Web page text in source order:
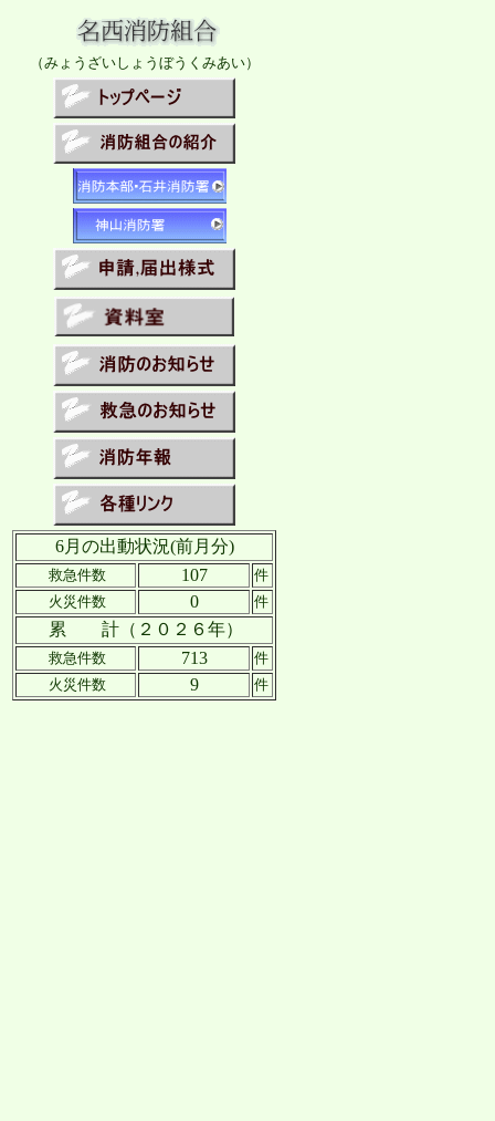
（みょうざいしょうぼうくみあい）
6月の出動状況(前月分)
救急件数 107
件
火災件数
0 件
累 計 （２０２６年）
救急件数 713
件
火災件数
9 件